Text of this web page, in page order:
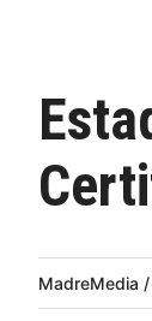
MadreMedia